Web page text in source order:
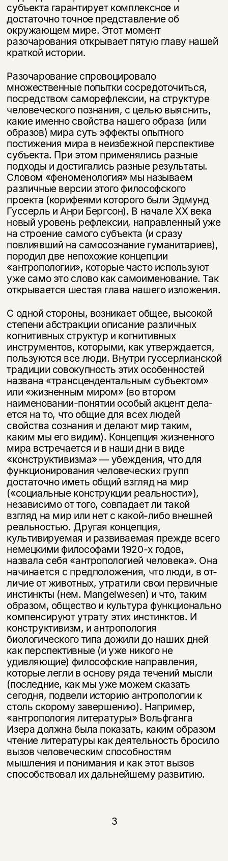
субъекта гарантирует комплексное и
достаточно точ­ное представление об
окружающем мире. Этот момент
разочарования откры­вает пятую главу нашей
краткой истории.
Разочарование спровоцировало
множественные попытки сосредоточиться,
посредством саморефлексии, на структуре
человеческого познания, с целью выяснить,
какие именно свойства нашего образа (или
образов) мира суть эф­фекты опытного
постижения мира в неизбежной перспективе
субъекта. При этом применялись разные
подходы и достигались разные результаты.
Сло­вом «феноменология» мы называем
различные версии этого философского
проекта (корифеями которого были Эдмунд
Гуссерль и Анри Бергсон). В на­чале XX века
новый уровень рефлексии, направленный уже
на строение са­мого субъекта (и сразу
повлиявший на самосознание гуманитариев),
породил две непохожие концепции
«антропологии», которые часто используют
уже само это слово как самоименование. Так
открывается шестая глава нашего изложения.
С одной стороны, возникает общее, высокой
степени абстракции описание различных
когнитивных структур и когнитивных
инструментов, которыми, как утверждается,
пользуются все люди. Внутри гуссерлианской
традиции со­вокупность этих особенностей
названа «трансцендентальным субъектом»
или «жизненным миром» (во втором
наименовании-понятии особый акцент дела­
ется на то, что общие для всех людей
свойства сознания и делают мир таким,
каким мы его видим). Концепция жизненного
мира встречается и в наши дни в виде
«конструктивизма» — убеждения, что для
функционирования челове­ческих групп
достаточно иметь общий взгляд на мир
(«социальные конструк­ции реальности»),
независимо от того, совпадает ли такой
взгляд на мир или нет с какой-либо внешней
реальностью. Другая концепция,
культивируемая и развиваемая прежде всего
немецкими философами 1920-х годов,
назвала себя «антропологией человека». Она
начинается с предположения, что люди, в от­
личие от животных, утратили свои первичные
инстинкты (нем. Mangelwesen) и что, таким
образом, общество и культура функционально
компенсируют утрату этих инстинктов. И
конструктивизм, и антропология
биологического типа дожили до наших дней
как перспективные (и уже никого не
удивляющие) философские направления,
которые легли в основу ряда течений мысли
(по­следние, как мы уже можем сказать
сегодня, подвели историю антропологии к
столь скорому завершению). Например,
«антропология литературы» Воль­фганга
Изера должна была показать, каким образом
чтение литературы как деятельность бросило
вызов человеческим способностям
мышления и пони­мания и как этот вызов
способствовал их дальнейшему развитию.
3